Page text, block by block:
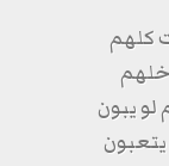
كلهم
خلهم
يبون
يتعبون